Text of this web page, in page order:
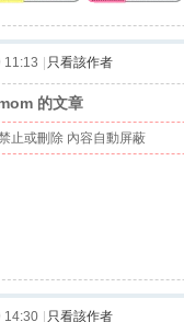
11:13 只看該作者
的文章
止或刪除 內容自動屏蔽
14:30 只看該作者